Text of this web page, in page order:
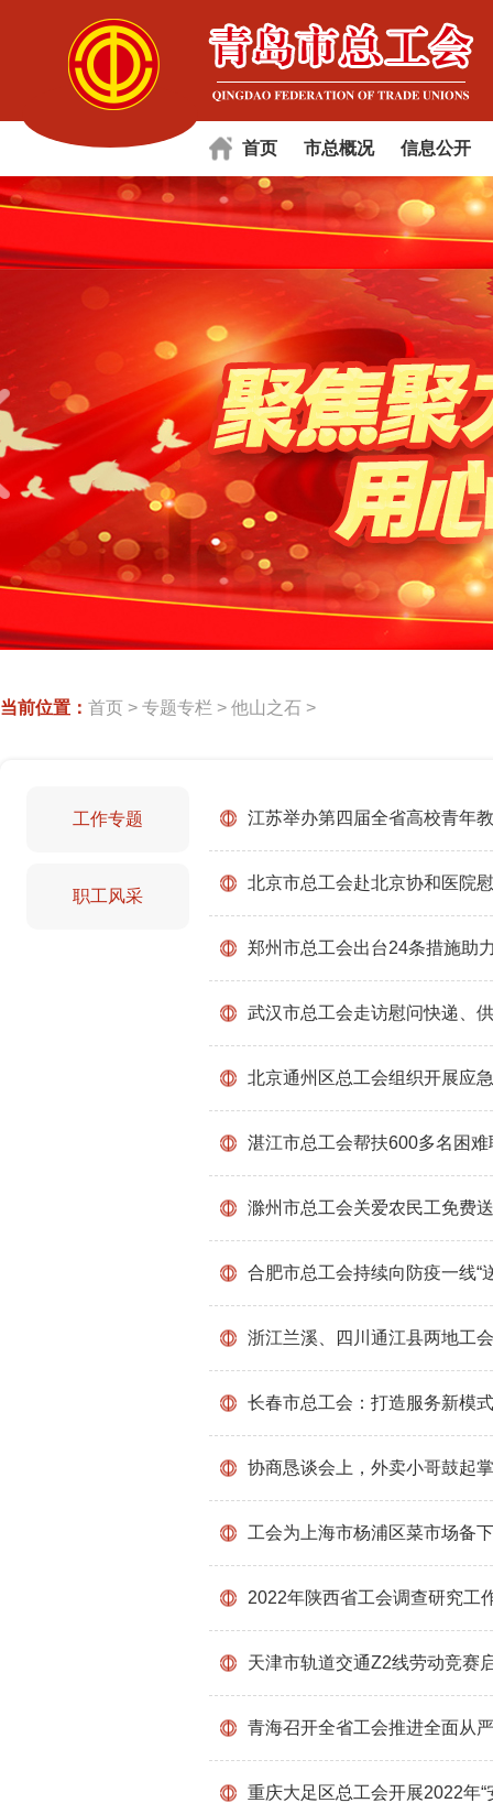
首页 市总概况 信息公开
当前位置： 首页 > 专题专栏 > 他山之石 >
工作专题
职工风采
江苏举办第四届全省高校青年
北京市总工会赴北京协和医院
郑州市总工会出台24条措施助
武汉市总工会走访慰问快递、
北京通州区总工会组织开展应
湛江市总工会帮扶600多名困
滁州市总工会关爱农民工免费
合肥市总工会持续向防疫一线“
浙江兰溪、四川通江县两地工
长春市总工会：打造服务新模
协商恳谈会上，外卖小哥鼓起
工会为上海市杨浦区菜市场备
2022年陕西省工会调查研究工
天津市轨道交通Z2线劳动竞赛
青海召开全省工会推进全面从
重庆大足区总工会开展2022年